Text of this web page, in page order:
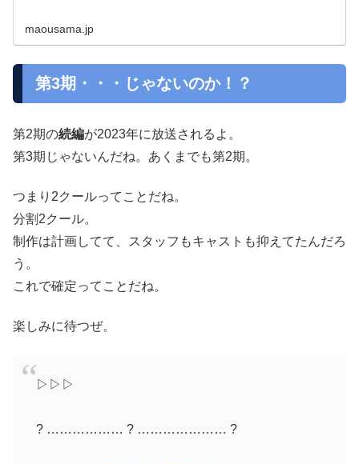
maousama.jp
第3期・・・じゃないのか！？
第2期の続編が2023年に放送されるよ。
第3期じゃないんだね。あくまでも第2期。
つまり2クールってことだね。
分割2クール。
制作は計画してて、スタッフもキャストも抑えてたんだろ
う。
これで確定ってことだね。
楽しみに待つぜ。
▷▷▷
? ……………… ? ………………… ?